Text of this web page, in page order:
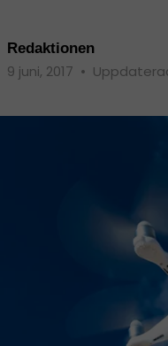
Redaktionen
9 juni, 2017 •